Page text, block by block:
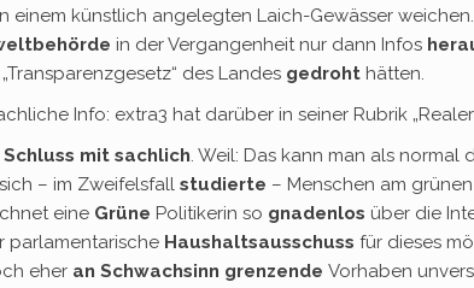
einem künstlich angelegten Laich-Gewässer
in der Vergangenheit nur dann Infos
des Landes gedroht hätten.
Info: extra3 hat darüber in seiner Rubrik
Schluss mit sachlich. Weil: Das kann man als normal
– im Zweifelsfall studierte – Menschen am
eine Grüne Politikerin so gnadenlos über die
parlamentarische Haushaltsausschuss für dieses
eher an Schwachsinn grenzende Vorhaben